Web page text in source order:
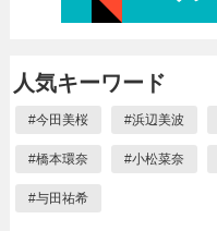
人気キーワード
#今田美桜 #浜辺美波
#橋本環奈 #小松菜奈
#与田祐希